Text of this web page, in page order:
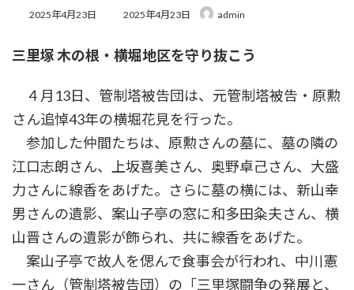
2025年4月23日
最
新
2025年4月23日 admin
三里塚 木の根・横堀地区を守り抜こう
４月13日、管制塔被告団は、元管制塔被告・原勲
さん追悼43年の横堀花見を行った。
参加した仲間たちは、原勲さんの墓に、墓の隣の
江口志朗さん、上坂喜美さん、奥野卓己さん、大盛
力さんに線香をあげた。さらに墓の横には、新山幸
男さんの遺影、案山子亭の窓に和多田粂夫さん、横
山晋さんの遺影が飾られ、共に線香をあげた。
案山子亭で故人を偲んで食事会が行われ、中川憲
一さん（管制塔被告団）の「三里塚闘争の発展と、